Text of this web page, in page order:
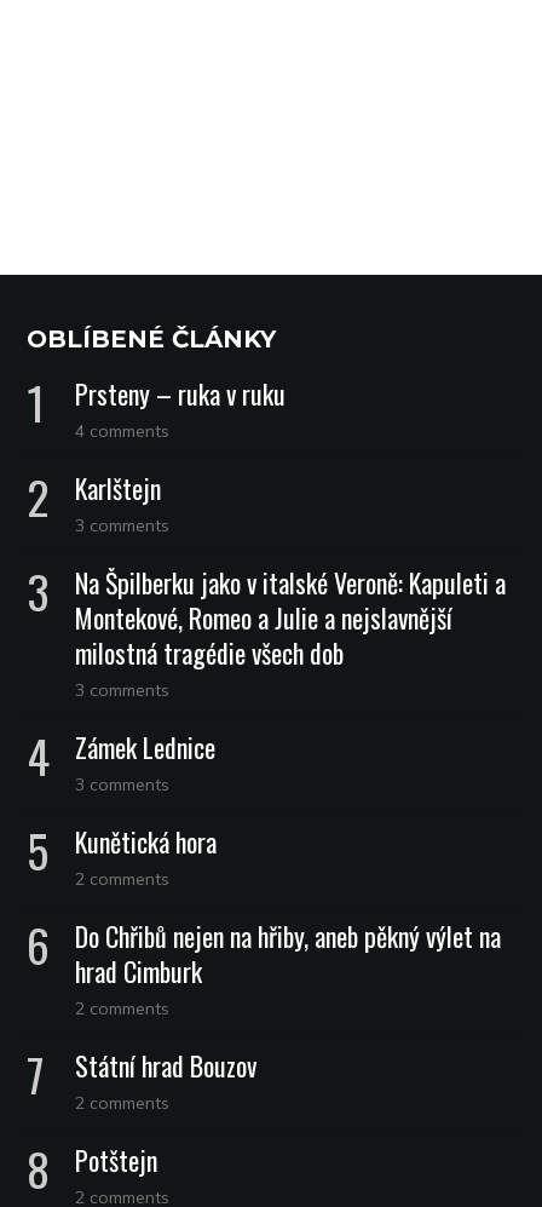
OBLÍBENÉ ČLÁNKY
Prsteny – ruka v ruku
4 comments
Karlštejn
3 comments
Na Špilberku jako v italské Veroně: Kapuleti a
Montekové, Romeo a Julie a nejslavnější
milostná tragédie všech dob
3 comments
Zámek Lednice
3 comments
Kunětická hora
2 comments
Do Chřibů nejen na hřiby, aneb pěkný výlet na
hrad Cimburk
2 comments
Státní hrad Bouzov
2 comments
Potštejn
2 comments